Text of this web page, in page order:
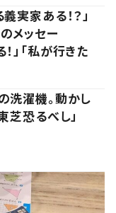
実家ある！？」
メッセー
」「私が行きた
洗濯機。動かし
芝恐るべし」